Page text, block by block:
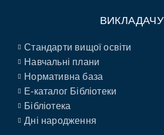
ВИКЛАДАЧУ
Стандарти вищої освіти
Навчальні плани
Нормативна база
E-каталог Бібліотеки
Бібліотека
Дні народження